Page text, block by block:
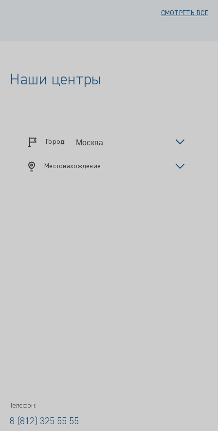
СМОТРЕТЬ ВСЕ
Наши центры
Город:
Местонахождение:
Телефон:
8 (812) 325 55 55